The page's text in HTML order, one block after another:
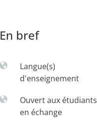
En bref
Langue(s)
d'enseignement
Ouvert aux étudiants
en échange